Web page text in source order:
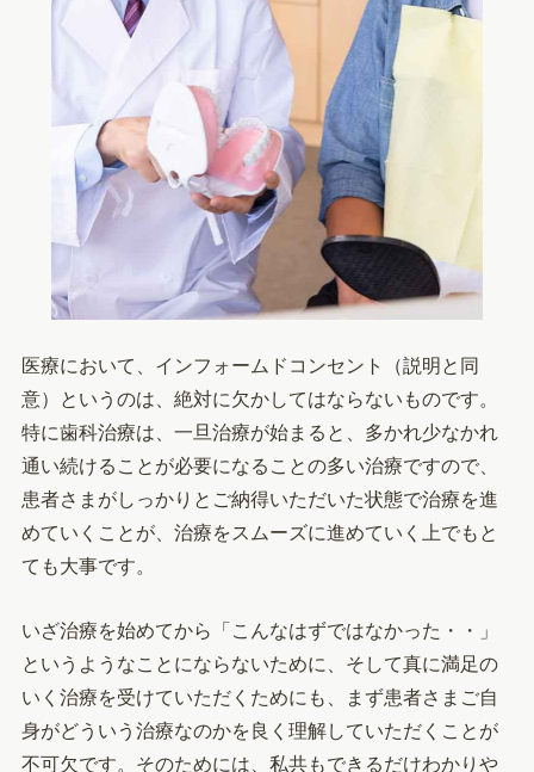
医療において、インフォームドコンセント（説明と同
意）というのは、絶対に欠かしてはならないものです。
特に歯科治療は、一旦治療が始まると、多かれ少なかれ
通い続けることが必要になることの多い治療ですので、
患者さまがしっかりとご納得いただいた状態で治療を進
めていくことが、治療をスムーズに進めていく上でもと
ても大事です。
いざ治療を始めてから「こんなはずではなかった・・」
というようなことにならないために、そして真に満足の
いく治療を受けていただくためにも、まず患者さまご自
身がどういう治療なのかを良く理解していただくことが
不可欠です。そのためには、私共もできるだけわかりや